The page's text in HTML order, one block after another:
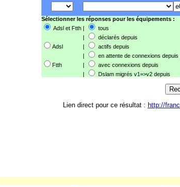
Sélectionner les réponses pour les équipements :
Adsl et Ftth |
tous
|
déclarés depuis
Adsl |
actifs depuis
|
en attente de connexions depuis
Ftth
|
avec connexions depuis
|
Dslam migrés v1=>v2 depuis
Lien direct pour ce résultat : http://